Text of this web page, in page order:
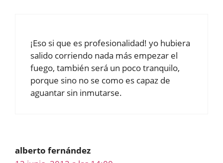
¡Eso si que es profesionalidad! yo hubiera
salido corriendo nada más empezar el
fuego, también será un poco tranquilo,
porque sino no se como es capaz de
aguantar sin inmutarse.
alberto fernández